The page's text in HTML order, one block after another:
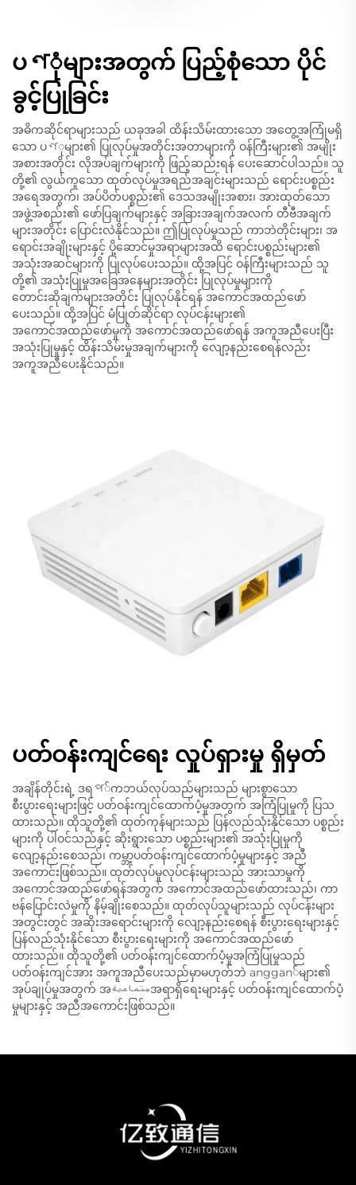
ပণုံများအတွက် ပြည့်စုံသော ပိုင်
ခွင့်ပြုခြင်း
အဓိကဆိုင်ရာများသည် ယခုအခါ ထိန်းသိမ်းထားသော အတွေ့အကြုံမရှိ
သော ပণုများ၏ ပြုလုပ်မှုအတိုင်းအတာများကို ဝန်ကြီးများ၏ အမျိုး
အစားအတိုင်း လိုအပ်ချက်များကို ဖြည့်ဆည်းရန် ပေးဆောင်ပါသည်။ သူ
တို့၏ လွယ်ကူသော ထုတ်လုပ်မှုအရည်အချင်းများသည် ရောင်းပစ္စည်း
အရေအတွက်၊ အပ်ပိတ်ပစ္စည်း၏ ဒေသအမျိုးအစား၊ အားထုတ်သော
အဖွဲ့အစည်း၏ ဖော်ပြချက်များနှင့် အခြားအချက်အလက် တီဗီအချက်
များအတိုင်း ပြောင်းလဲနိုင်သည်။ ဤပြုလုပ်မှုသည် ကာဘဲတိုင်းများ၊ အ
ရောင်းအချိုးများနှင့် ပို့ဆောင်မှုအရာများအထိ ရောင်းပစ္စည်းများ၏
အသုံးအဆင်များကို ပြုလုပ်ပေးသည်။ ထို့အပြင် ဝန်ကြီးများသည် သူ
တို့၏ အသုံးပြုမှုအခြေအနေများအတိုင်း ပြုလုပ်မှုများကို
တောင်းဆိုချက်များအတိုင်း ပြုလုပ်နိုင်ရန် အကောင်အထည်ဖော်
ပေးသည်။ ထို့အပြင် မံပြုတ်ဆိုင်ရာ လုပ်ငန်းများ၏
အကောင်အထည်ဖော်မှုကို အကောင်အထည်ဖော်ရန် အကူအညီပေးပြီး
အသုံးပြုမှုနှင့် ထိန်းသိမ်းမှုအချက်များကို လျော့နည်းစေရန်လည်း
အကူအညီပေးနိုင်သည်။
ပတ်ဝန်းကျင်ရေး လှုပ်ရှားမှု ရှိမှတ်
အချိန်တိုင်းရဲ့ ဒရপ်ကဘယ်လုပ်သည်များသည် များစွာသော
စီးပွားရေးများဖြင့် ပတ်ဝန်းကျင်ထောက်ပံ့မှုအတွက် အကြံပြုမှုကို ပြသ
ထားသည်။ ထိုသူတို့၏ ထုတ်ကုန်များသည် ပြန်လည်သုံးနိုင်သော ပစ္စည်း
များကို ပါဝင်သည်နှင့် ဆိုးရွားသော ပစ္စည်းများ၏ အသုံးပြုမှုကို
လျော့နည်းစေသည်၊ ကမ္ဘာ့ပတ်ဝန်းကျင်ထောက်ပံ့မှုများနှင့် အညီ
အကောင်းဖြစ်သည်။ ထုတ်လုပ်မှုလုပ်ငန်းများသည် အားသာမှုကို
အကောင်အထည်ဖော်ရန်အတွက် အကောင်အထည်ဖော်ထားသည်၊ ကာ
ဗန်ပြောင်းလဲမှုကို နိမ့်ချိုးစေသည်။ ထုတ်လုပ်သူများသည် လုပ်ငန်းများ
အတွင်းတွင် အဆိုးအရောင်းများကို လျော့နည်းစေရန် စီးပွားရေးများနှင့်
ပြန်လည်သုံးနိုင်သော စီးပွားရေးများကို အကောင်အထည်ဖော်
ထားသည်။ ထိုသူတို့၏ ပတ်ဝန်းကျင်ထောက်ပံ့မှုအကြံပြုမှုသည်
ပတ်ဝန်းကျင်အား အကူအညီပေးသည်မှာမဟုတ်ဘဲ anggan်များ၏
အုပ်ချုပ်မှုအတွက် အجتماعيةအရာရှိရေးများနှင့် ပတ်ဝန်းကျင်ထောက်ပံ့
မှုများနှင့် အညီအကောင်းဖြစ်သည်။